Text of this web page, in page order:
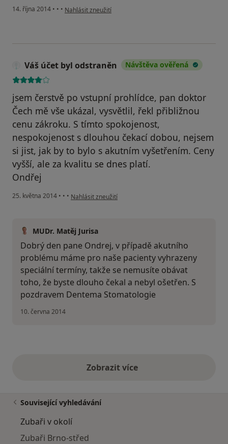
14. října 2014 • • • podle názoru uživatele Váš účet byl odstraněn
Nahlásit zneužití
Váš účet byl odstraněn Návštěva ověřená
jsem čerstvě po vstupní prohlídce, pan doktor
Čech mě vše ukázal, vysvětlil, řekl přibližnou
cenu zákroku. S tímto spokojenost,
nespokojenost s dlouhou čekací dobou, nejsem
si jist, jak by to bylo s akutním vyšetřením. Ceny
vyšší, ale za kvalitu se dnes platí.
Ondřej
25. května 2014 • • • podle názoru uživatele Váš účet byl odstraněn
Nahlásit zneužití
MUDr. Matěj Jurisa
Dobrý den pane Ondrej, v případě akutního
problému máme pro naše pacienty vyhrazeny
speciální termíny, takže se nemusíte obávat
toho, že byste dlouho čekal a nebyl ošetřen. S
pozdravem Dentema Stomatologie
10. června 2014
Zobrazit vícevýše uvedené názory
Související vyhledávání
Zubaři v okolí
Zubaři Brno-střed